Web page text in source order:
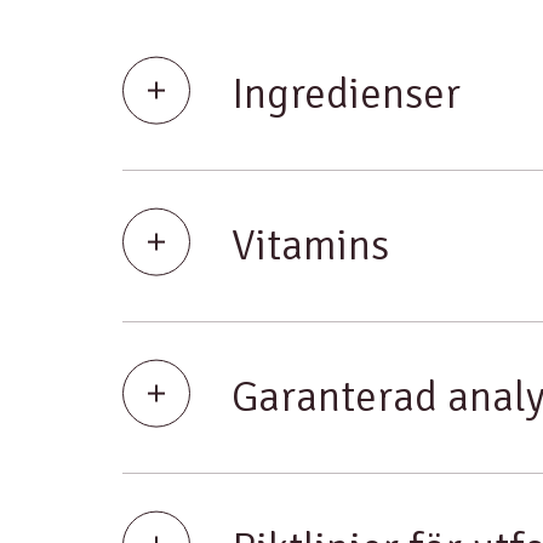
Ingredienser
Vitamins
Garanterad